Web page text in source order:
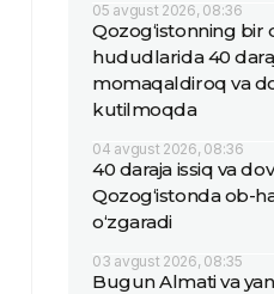
05 avgust 2026, 08:36
Qozog‘istonning bir
hududlarida 40
momaqaldiroq va
kutilmoqda
04 avgust 2026, 08:36
40 daraja issiq va
Qozog‘istonda ob-
o‘zgaradi
03 avgust 2026, 08:35
Bugun Almati va